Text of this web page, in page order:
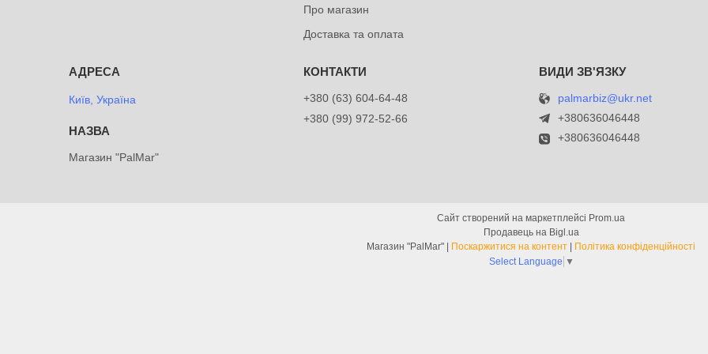
Про магазин
Доставка та оплата
Київ, Україна
Магазин "PalMar"
+380 (63) 604-64-48
+380 (99) 972-52-66
palmarbiz@ukr.net
+380636046448
+380636046448
Сайт створений на маркетплейсі Prom.ua
Продавець на Bigl.ua
Поскаржитися на контент
Політика конфіденційності
Select Language ▼